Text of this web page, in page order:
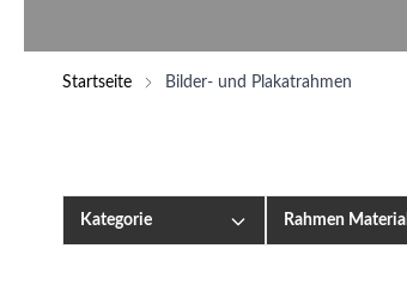
Startseite Bilder- und Plakatrahmen
Kategorie Rahmen Material